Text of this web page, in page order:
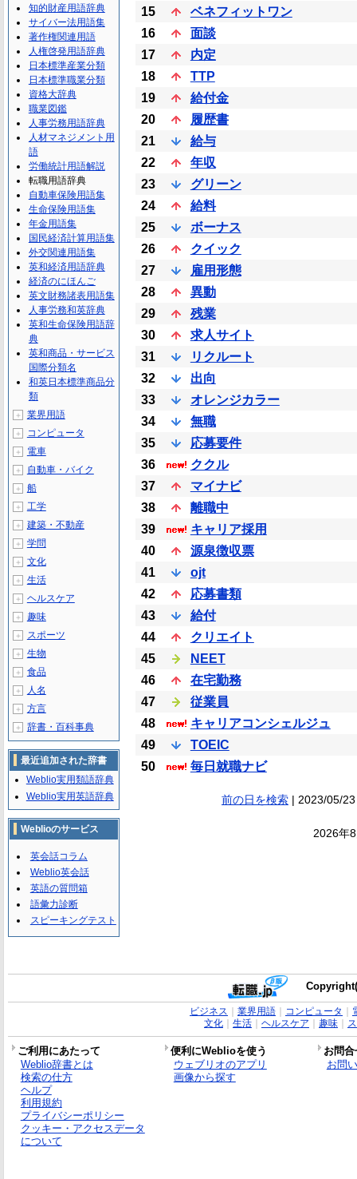
15
ベネフィットワン
16
面談
17
内定
18
TTP
19
給付金
20
履歴書
21
給与
22
年収
23
グリーン
24
給料
25
ボーナス
26
クイック
27
雇用形態
28
異動
29
残業
30
求人サイト
31
リクルート
32
出向
33
オレンジカラー
34
無職
35
応募要件
36
ククル
37
マイナビ
38
離職中
39
キャリア採用
40
源泉徴収票
41
ojt
42
応募書類
43
給付
44
クリエイト
45
NEET
46
在宅勤務
47
従業員
48
キャリアコンシェルジュ
49
TOEIC
50
毎日就職ナビ
前の日を検索| 2023/05/
2026年
知的財産用語辞典
サイバー法用語集
著作権関連用語
人権啓発用語辞典
日本標準産業分類
日本標準職業分類
資格大辞典
職業図鑑
人事労務用語辞典
人材マネジメント用
語
労働統計用語解説
転職用語辞典
自動車保険用語集
生命保険用語集
年金用語集
国民経済計算用語集
外交関連用語集
英和経済用語辞典
経済のにほんご
英文財務諸表用語集
人事労務和英辞典
英和生命保険用語辞
典
英和商品・サービス
国際分類名
和英日本標準商品分
類
＋ 業界用語
＋ コンピュータ
＋ 電車
＋ 自動車・バイク
＋ 船
＋ 工学
＋ 建築・不動産
＋ 学問
＋ 文化
＋ 生活
＋ ヘルスケア
＋ 趣味
＋ スポーツ
＋ 生物
＋ 食品
＋ 人名
＋ 方言
＋ 辞書・百科事典
最近追加された辞書
Weblio実用類語辞典
Weblio実用英語辞典
Weblioのサービス
英会話コラム
Weblio英会話
英語の質問箱
語彙力診断
スピーキングテスト
ビジネス 業界用語｜ コンピュータ
文化｜ 生活｜ ヘルスケア 趣味｜
ご利用にあたって 便利にWeblioを使う
お問
Weblio辞書とは
検索の仕方
ヘルプ
利用規約
プライバシーポリシー
クッキー・アクセスデータ
について
ウェブリオのアプリ
画像から探す
お問